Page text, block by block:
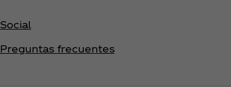
Social
Preguntas frecuentes